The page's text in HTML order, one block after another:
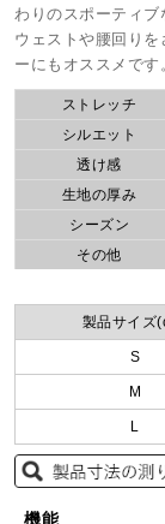
わりのスポーティブ
ウェストや腰回り
ーにもオススメです
ストレッチ
シルエット
透け感
生地の厚み
シーズン
その他
製品サイズ
S
M
L
機能